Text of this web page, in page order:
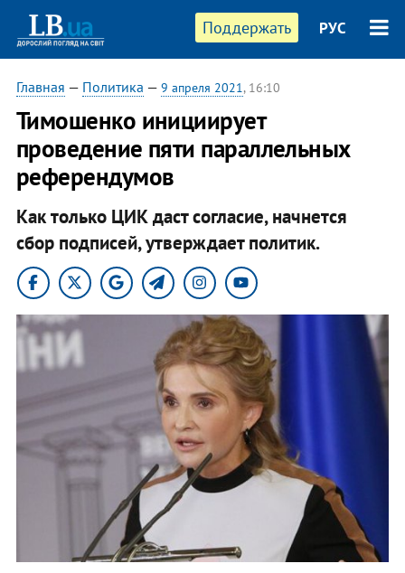
Поддержать РУС
Главная — Политика — 9 апреля 2021, 16:10
Тимошенко инициирует
проведение пяти параллельных
референдумов
Как только ЦИК даст согласие, начнется
сбор подписей, утверждает политик.